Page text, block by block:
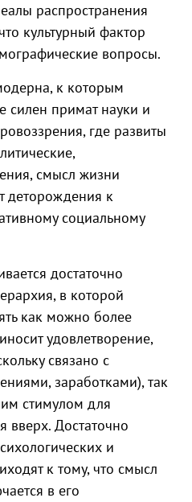
распространения
культурный фактор
вопросы.
к которым
силен примат науки и
где развиты
смысл жизни
деторождения к
социальному
достаточно
в которой
как можно более
удовлетворение,
связано с
заработками), так
стимулом для
вверх. Достаточно
и
к тому, что смысл
в его